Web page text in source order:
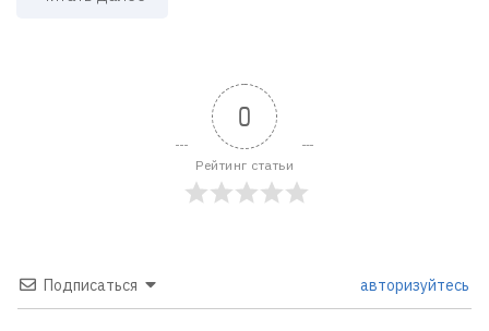
0
Рейтинг статьи
Подписаться авторизуйтесь